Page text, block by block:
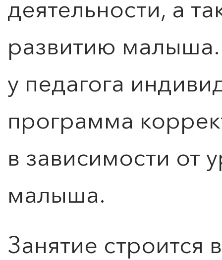
деятельности, а
развитию
у педагога
программа
в зависимости от
малыша.
Занятие строится